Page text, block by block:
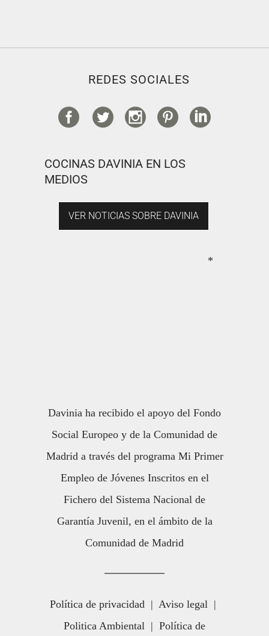
REDES SOCIALES
COCINAS DAVINIA EN LOS
MEDIOS
VER NOTICIAS SOBRE DAVINIA
*
Davinia ha recibido el apoyo del Fondo
Social Europeo y de la Comunidad de
Madrid a través del programa Mi Primer
Empleo de Jóvenes Inscritos en el
Fichero del Sistema Nacional de
Garantía Juvenil, en el ámbito de la
Comunidad de Madrid
Política de privacidad | Aviso legal |
Politica Ambiental | Política de